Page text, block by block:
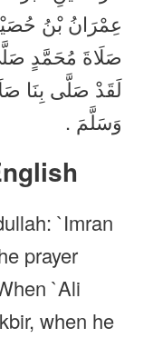
عِمْرَانُ بْنُ
صَلَاةَ مُحَمَّدٍ
لَقَدْ صَلَّى بِنَا
وَسَلَّمَ .
`Imran
prayer
`Ali
when he